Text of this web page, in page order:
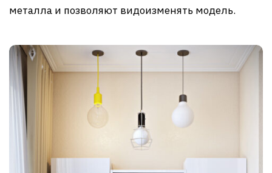
металла и позволяют видоизменять модель.